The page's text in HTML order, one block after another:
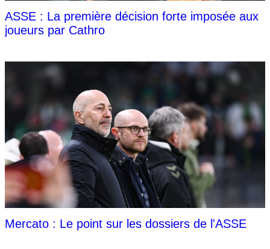
ASSE : La première décision forte imposée aux
joueurs par Cathro
Mercato : Le point sur les dossiers de l'ASSE